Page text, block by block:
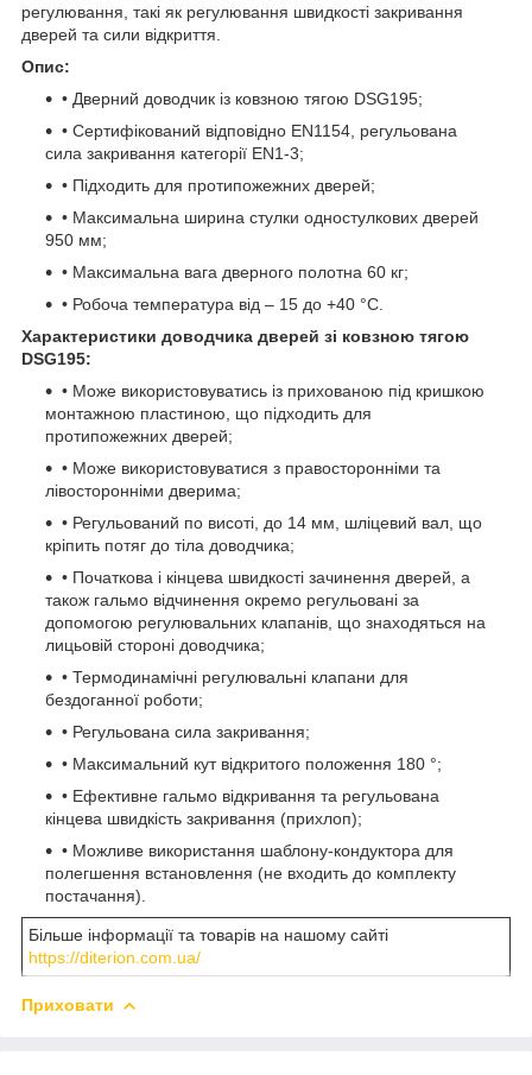
регулювання, такі як регулювання швидкості закривання
дверей та сили відкриття.
Опис:
• Дверний доводчик із ковзною тягою DSG195;
• Сертифікований відповідно EN1154, регульована
сила закривання категорії EN1-3;
• Підходить для протипожежних дверей;
• Максимальна ширина стулки одностулкових дверей
950 мм;
• Максимальна вага дверного полотна 60 кг;
• Робоча температура від – 15 до +40 °С.
Характеристики доводчика дверей зі ковзною тягою
DSG195:
• Може використовуватись із прихованою під кришкою
монтажною пластиною, що підходить для
протипожежних дверей;
• Може використовуватися з правосторонніми та
лівосторонніми дверима;
• Регульований по висоті, до 14 мм, шліцевий вал, що
кріпить потяг до тіла доводчика;
• Початкова і кінцева швидкості зачинення дверей, а
також гальмо відчинення окремо регульовані за
допомогою регулювальних клапанів, що знаходяться на
лицьовій стороні доводчика;
• Термодинамічні регулювальні клапани для
бездоганної роботи;
• Регульована сила закривання;
• Максимальний кут відкритого положення 180 °;
• Ефективне гальмо відкривання та регульована
кінцева швидкість закривання (прихлоп);
• Можливе використання шаблону-кондуктора для
полегшення встановлення (не входить до комплекту
постачання).
Більше інформації та товарів на нашому сайті
https://diterion.com.ua/
Приховати